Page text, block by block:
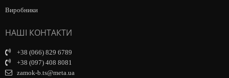
Виробники
НАШІ КОНТАКТИ
+38 (066) 829 6789
+38 (097) 408 8081
zamok-b.ts@meta.ua